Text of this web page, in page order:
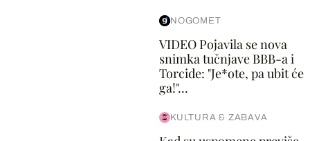
NOGOMET
VIDEO Pojavila se nova
snimka tučnjave BBB-a i
Torcide: "Je*ote, pa ubit će
ga!"...
KULTURA & ZABAVA